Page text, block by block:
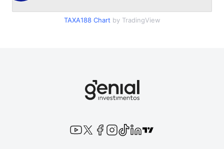
TAXA188Chart by TradingView